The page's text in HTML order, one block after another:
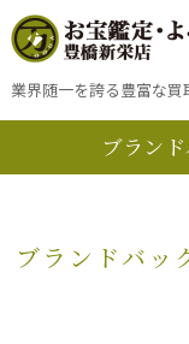
業界随一を誇る豊富な買
ブランドバッ
ブラン
ブランドバッ